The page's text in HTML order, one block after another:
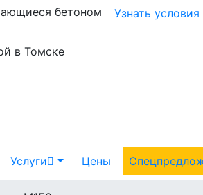
бетоном
Узнать условия
в Томске
Услуги Цены